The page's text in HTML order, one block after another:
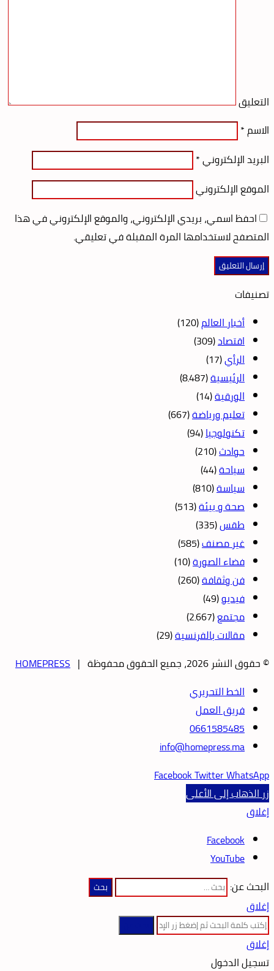
التعليق
الاسم*
البريد الإلكتروني*
الموقع الإلكتروني
احفظ اسمي، بريدي الإلكتروني، والموقع الإلكتروني في هذا
المتصفح لاستخدامها المرة المقبلة في تعليقي.
تصنيفات
أخبار العالم(120)
اقتصاد(309)
الرأي(17)
الرئيسية(8٬487)
الورقية(14)
تعليم ورياضة(667)
تكنولوجيا(94)
حوادث(210)
سياحة(44)
سياسة(810)
صحة و بيئة(513)
طقس(335)
غير مصنف(585)
فضاء الصورة(10)
فن وثقافة(260)
فيديو(49)
مجتمع(2٬667)
مقالات بالفرنسية(29)
© حقوق النشر 2026، جميع الحقوق محفوظة |
HOMEPRESS
الخط التحريري
فريق العمل
0661585485
info@homepress.ma
FacebookTwitterWhatsApp
زر الذهاب إلى الأعلى
إغلاق
Facebook
YouTube
البحث عن:
إغلاق
إغلاق
تسجيل الدخول